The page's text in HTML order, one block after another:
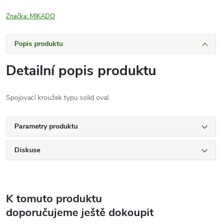
Značka: MIKADO
Popis produktu
Detailní popis produktu
Spojovací kroužek typu solid oval.
Parametry produktu
Diskuse
K tomuto produktu
doporučujeme ještě dokoupit